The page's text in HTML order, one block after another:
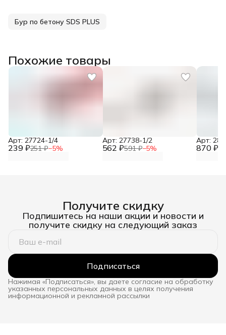
Бур по бетону SDS PLUS
Похожие товары
239 ₽251 ₽−5%
Арт: 27724-1/4
562 ₽591 ₽−5%
Арт: 27738-1/2
870 ₽
Арт:
Получите скидку
Подпишитесь на наши акции и новости и
получите скидку на следующий заказ
Подписаться
Нажимая «Подписаться», вы даете согласие на обработку
указанных персональных данных в целях получения
информационной и рекламной рассылки